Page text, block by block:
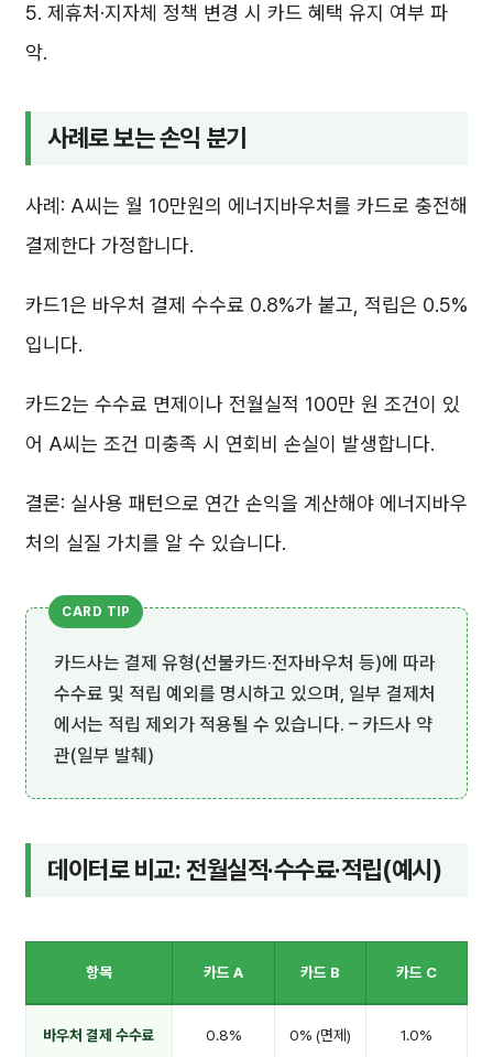
5. 제휴처·지자체 정책 변경 시 카드 혜택 유지 여부 파
악.
사례로 보는 손익 분기
사례: A씨는 월 10만원의 에너지바우처를 카드로 충전해
결제한다 가정합니다.
카드1은 바우처 결제 수수료 0.8%가 붙고, 적립은 0.5%
입니다.
카드2는 수수료 면제이나 전월실적 100만 원 조건이 있
어 A씨는 조건 미충족 시 연회비 손실이 발생합니다.
결론: 실사용 패턴으로 연간 손익을 계산해야 에너지바우
처의 실질 가치를 알 수 있습니다.
카드사는 결제 유형(선불카드·전자바우처 등)에 따라
수수료 및 적립 예외를 명시하고 있으며, 일부 결제처
에서는 적립 제외가 적용될 수 있습니다. – 카드사 약
관(일부 발췌)
데이터로 비교: 전월실적·수수료·적립(예시)
항목 카드 A 카드 B 카드 C
바우처 결제 수수료 0.8% 0% (면제) 1.0%